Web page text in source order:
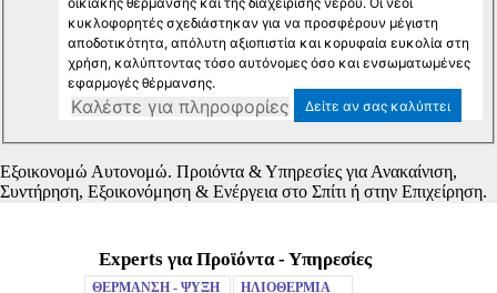
MuteExperts για Προϊόντα - Υπηρεσίες
ΘΕΡΜΑΝΣΗ - ΨΥΞΗ
ΗΛΙΟΘΕΡΜΙΑ